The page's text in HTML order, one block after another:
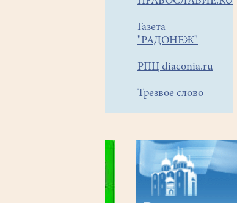
Газета
"РАДОНЕЖ"
РПЦ diaconia.ru
Трезвое слово